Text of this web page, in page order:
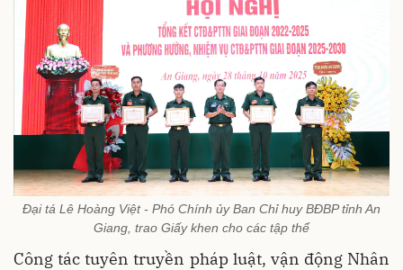
Đại tá Lê Hoàng Việt - Phó Chính ủy Ban Chỉ huy BĐBP tỉnh An
Giang, trao Giấy khen cho các tập thể
Công tác tuyên truyền pháp luật, vận động Nhân